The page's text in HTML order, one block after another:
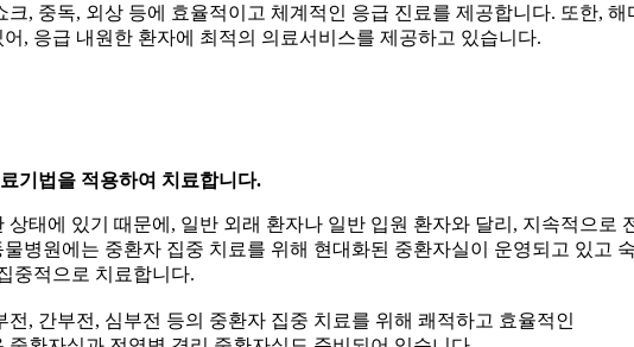
, 중독, 외상 등에 효율적이고 체계적인 응급 진료를 제공합니다. 또한, 해
, 응급 내원한 환자에 최적의 의료서비스를 제공하고 있습니다.
기법을 적용하여 치료합니다.
태에 있기 때문에, 일반 외래 환자나 일반 입원 환자와 달리, 지속적으로
병원에는 중환자 집중 치료를 위해 현대화된 중환자실이 운영되고 있고
중적으로 치료합니다.
, 간부전, 심부전 등의 중환자 집중 치료를 위해 쾌적하고 효율적인